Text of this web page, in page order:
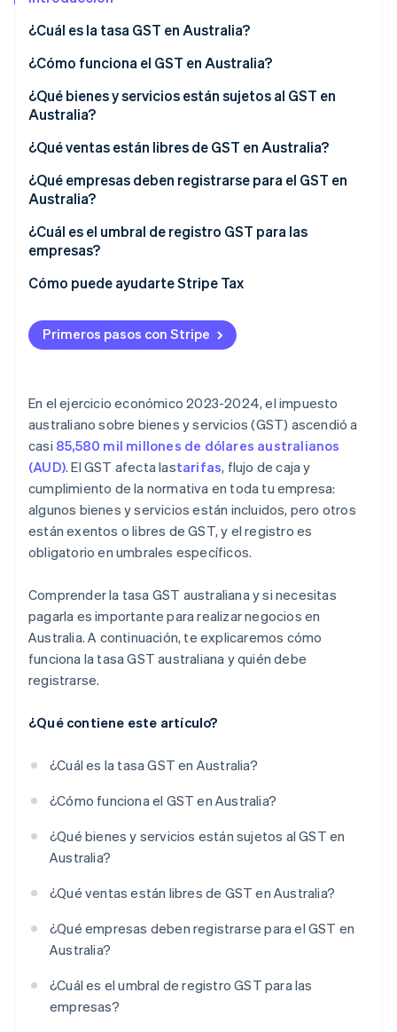
¿Cuál es la tasa GST en Australia?
¿Cómo funciona el GST en Australia?
¿Qué bienes y servicios están sujetos al GST en
Australia?
¿Qué ventas están libres de GST en Australia?
¿Qué empresas deben registrarse para el GST en
Australia?
¿Cuál es el umbral de registro GST para las
empresas?
Cómo puede ayudarte Stripe Tax
Primeros pasos con Stripe
En el ejercicio económico 2023-2024, el impuesto
australiano sobre bienes y servicios (GST) ascendió a
casi 85,580 mil millones de dólares australianos
(AUD). El GST afecta lastarifas, flujo de caja y
cumplimiento de la normativa en toda tu empresa:
algunos bienes y servicios están incluidos, pero otros
están exentos o libres de GST, y el registro es
obligatorio en umbrales específicos.
Comprender la tasa GST australiana y si necesitas
pagarla es importante para realizar negocios en
Australia. A continuación, te explicaremos cómo
funciona la tasa GST australiana y quién debe
registrarse.
¿Qué contiene este artículo?
¿Cuál es la tasa GST en Australia?
¿Cómo funciona el GST en Australia?
¿Qué bienes y servicios están sujetos al GST en
Australia?
¿Qué ventas están libres de GST en Australia?
¿Qué empresas deben registrarse para el GST en
Australia?
¿Cuál es el umbral de registro GST para las
empresas?